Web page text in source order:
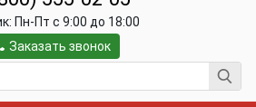
Пн-Пт c 9:00 до 18:00
Заказать звонок